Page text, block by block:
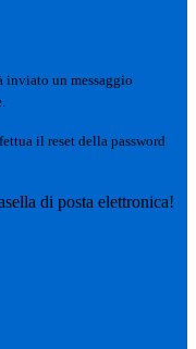
inviato un messaggio
il reset della password
di posta elettronica!